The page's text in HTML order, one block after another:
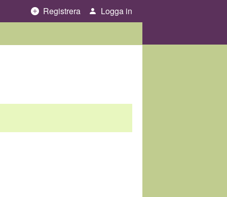
Registrera
Logga in